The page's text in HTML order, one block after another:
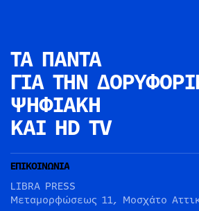
ΤΑ ΠΑΝΤΑ
ΓΙΑ ΤΗΝ
ΨΗΦΙΑΚΗ
ΚΑΙ HD TV
ΕΠΙΚΟΙΝΩΝΙΑ
LIBRA PRESS
Μεταμορφώσεως 11, Μοσχάτο